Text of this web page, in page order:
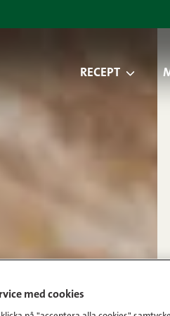
RECEPT
med cookies